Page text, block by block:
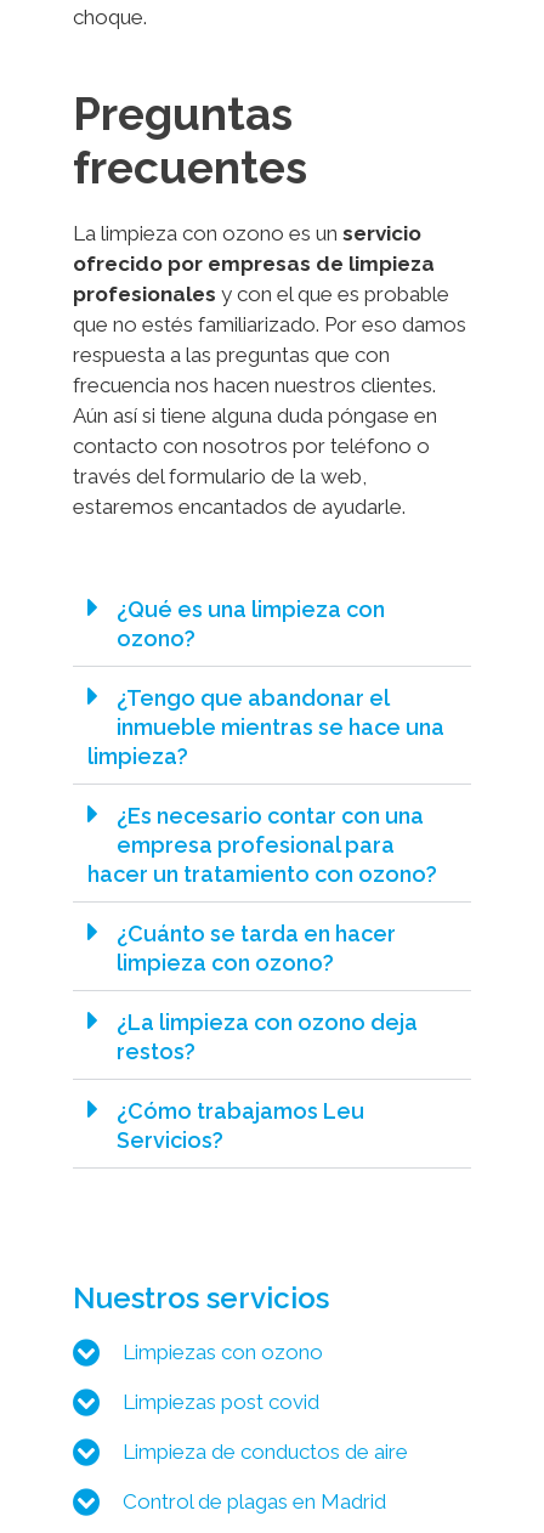
choque.
Preguntas
frecuentes
La limpieza con ozono es un servicio
ofrecido por empresas de limpieza
profesionales y con el que es probable
que no estés familiarizado. Por eso damos
respuesta a las preguntas que con
frecuencia nos hacen nuestros clientes.
Aún así si tiene alguna duda póngase en
contacto con nosotros por teléfono o
través del formulario de la web,
estaremos encantados de ayudarle.
¿Qué es una limpieza con
ozono?
¿Tengo que abandonar el
inmueble mientras se hace una
limpieza?
¿Es necesario contar con una
empresa profesional para
hacer un tratamiento con ozono?
¿Cuánto se tarda en hacer
limpieza con ozono?
¿La limpieza con ozono deja
restos?
¿Cómo trabajamos Leu
Servicios?
Nuestros servicios
Limpiezas con ozono
Limpiezas post covid
Limpieza de conductos de aire
Control de plagas en Madrid